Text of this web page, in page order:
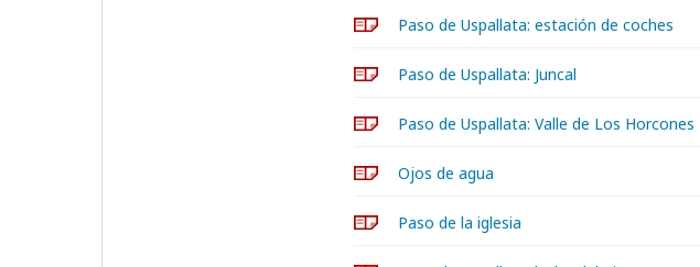
Paso de Uspallata: estación de coches
Paso de Uspallata: Juncal
Paso de Uspallata: Valle de Los Horcones
Ojos de agua
Paso de la iglesia